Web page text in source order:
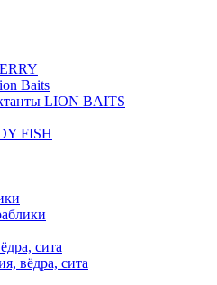
Baits
LION BAITS
FISH
сита
вёдра, сита